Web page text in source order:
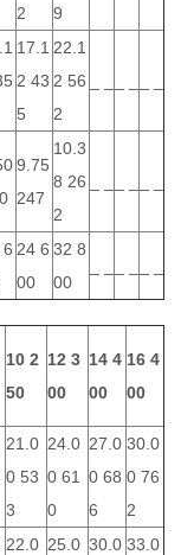
2
9
17.1
2 43
5
22.1
2 56
2
9.75
247
10.3
8 26
2
6 24 6
00
32 8
00
10 2
50
12 3
00
14 4
00
16 4
00
21.0
0 53
3
24.0
0 61
0
27.0
0 68
6
30.0
0 76
2
22.0 25.0 30.0 33.0